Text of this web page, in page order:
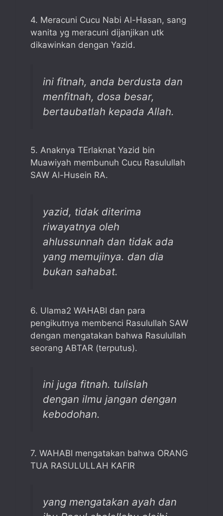
4. Meracuni Cucu Nabi Al-Hasan, sang
wanita yg meracuni dijanjikan utk
dikawinkan dengan Yazid.
ini fitnah, anda berdusta dan
menfitnah, dosa besar,
bertaubatlah kepada Allah.
5. Anaknya TErlaknat Yazid bin
Muawiyah membunuh Cucu Rasulullah
SAW Al-Husein RA.
yazid, tidak diterima
riwayatnya oleh
ahlussunnah dan tidak ada
yang memujinya. dan dia
bukan sahabat.
6. Ulama2 WAHABI dan para
pengikutnya membenci Rasulullah SAW
dengan mengatakan bahwa Rasulullah
seorang ABTAR (terputus).
ini juga fitnah. tulislah
dengan ilmu jangan dengan
kebodohan.
7. WAHABI mengatakan bahwa ORANG
TUA RASULULLAH KAFIR
yang mengatakan ayah dan